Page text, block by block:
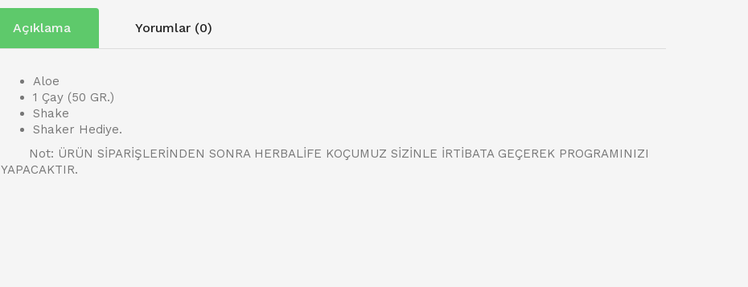
Açıklama Yorumlar (0)
Aloe
1 Çay (50 GR.)
Shake
Shaker Hediye.
Not: ÜRÜN SİPARİŞLERİNDEN SONRA HERBALİFE KOÇUMUZ SİZİNLE İRTİBATA GEÇEREK PROGRAMINIZI
YAPACAKTIR.